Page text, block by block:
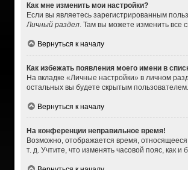
Как мне изменить мои настройки?
Если вы являетесь зарегистрированным
Личный раздел. Там вы можете изменить все
Вернуться к началу
Как избежать появления моего имени в
На вкладке «Личные настройки» в личном
остальных вы будете скрытым пользователем.
Вернуться к началу
На конференции неправильное время!
Возможно, отображается время, относящееся
т. д. Учтите, что изменять часовой пояс, как